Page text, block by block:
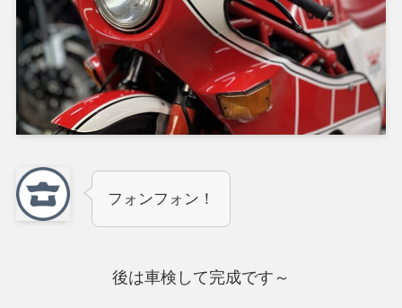
フォンフォン！
後は車検して完成です～